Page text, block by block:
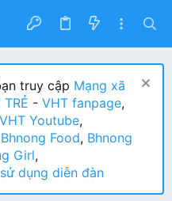
truy cập Mạng xã
- VHT fanpage,
VHT Youtube,
Bhnong Food, Bhnong
Girl,
sử dụng diễn đàn